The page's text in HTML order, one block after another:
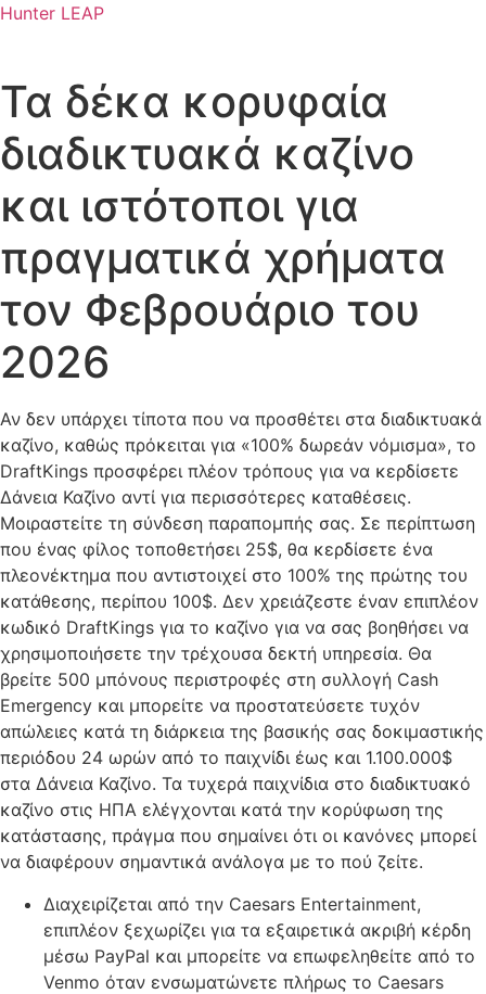
Hunter LEAP
Τα δέκα κορυφαία
διαδικτυακά καζίνο
και ιστότοποι για
πραγματικά χρήματα
τον Φεβρουάριο του
2026
Αν δεν υπάρχει τίποτα που να προσθέτει στα διαδικτυακά
καζίνο, καθώς πρόκειται για «100% δωρεάν νόμισμα», το
DraftKings προσφέρει πλέον τρόπους για να κερδίσετε
Δάνεια Καζίνο αντί για περισσότερες καταθέσεις.
Μοιραστείτε τη σύνδεση παραπομπής σας. Σε περίπτωση
που ένας φίλος τοποθετήσει 25$, θα κερδίσετε ένα
πλεονέκτημα που αντιστοιχεί στο 100% της πρώτης του
κατάθεσης, περίπου 100$. Δεν χρειάζεστε έναν επιπλέον
κωδικό DraftKings για το καζίνο για να σας βοηθήσει να
χρησιμοποιήσετε την τρέχουσα δεκτή υπηρεσία. Θα
βρείτε 500 μπόνους περιστροφές στη συλλογή Cash
Emergency και μπορείτε να προστατεύσετε τυχόν
απώλειες κατά τη διάρκεια της βασικής σας δοκιμαστικής
περιόδου 24 ωρών από το παιχνίδι έως και 1.100.000$
στα Δάνεια Καζίνο. Τα τυχερά παιχνίδια στο διαδικτυακό
καζίνο στις ΗΠΑ ελέγχονται κατά την κορύφωση της
κατάστασης, πράγμα που σημαίνει ότι οι κανόνες μπορεί
να διαφέρουν σημαντικά ανάλογα με το πού ζείτε.
Διαχειρίζεται από την Caesars Entertainment,
επιπλέον ξεχωρίζει για τα εξαιρετικά ακριβή κέρδη
μέσω PayPal και μπορείτε να επωφεληθείτε από το
Venmo όταν ενσωματώνετε πλήρως το Caesars